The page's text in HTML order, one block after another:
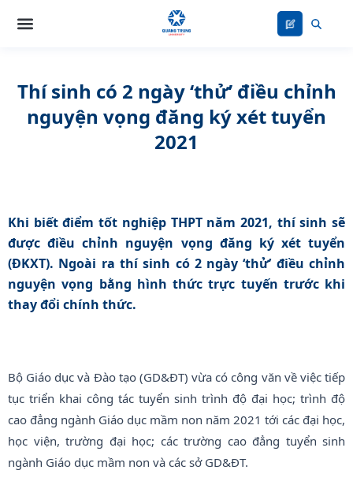
Thí sinh có 2 ngày ‘thử’ điều chỉnh
nguyện vọng đăng ký xét tuyển
2021
Khi biết điểm tốt nghiệp THPT năm 2021, thí sinh sẽ
được điều chỉnh nguyện vọng đăng ký xét tuyển
(ĐKXT). Ngoài ra thí sinh có 2 ngày ‘thử’ điều chỉnh
nguyện vọng bằng hình thức trực tuyến trước khi
thay đổi chính thức.
Bộ Giáo dục và Đào tạo (GD&ĐT) vừa có công văn về việc tiếp
tục triển khai công tác tuyển sinh trình độ đại học; trình độ
cao đẳng ngành Giáo dục mầm non năm 2021 tới các đại học,
học viện, trường đại học; các trường cao đẳng tuyển sinh
ngành Giáo dục mầm non và các sở GD&ĐT.